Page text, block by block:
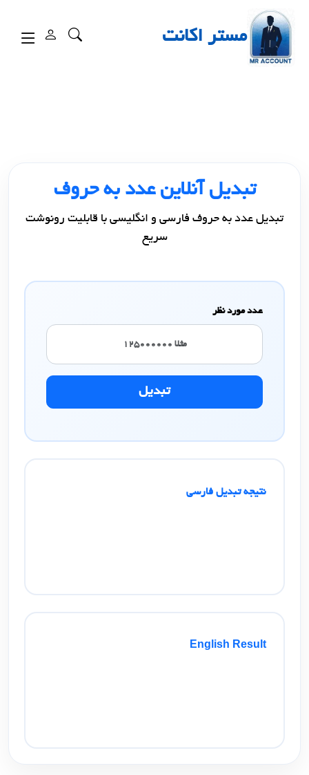
مستر اکانت
تبدیل آنلاین عدد به حروف
تبدیل عدد به حروف فارسی و انگلیسی با قابلیت رونوشت
سریع
عدد مورد نظر
تبدیل
نتیجه تبدیل فارسی
English Result